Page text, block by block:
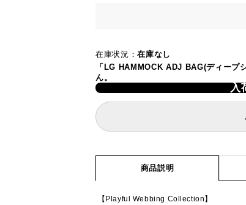
在庫状況：在庫なし
「LG HAMMOCK ADJ BAG(ディープ
ん。
入
商品説明
【Playful Webbing Collection】